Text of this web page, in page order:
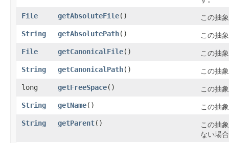
File
getAbsoluteFile()
この抽
String
getAbsolutePath()
この抽
File
getCanonicalFile()
この抽
String
getCanonicalPath()
この抽
long
getFreeSpace()
この抽
String
getName()
この抽
String
getParent()
この抽
ない場